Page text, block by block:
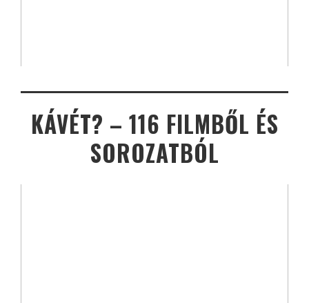
KÁVÉT? – 116 FILMBŐL ÉS
SOROZATBÓL